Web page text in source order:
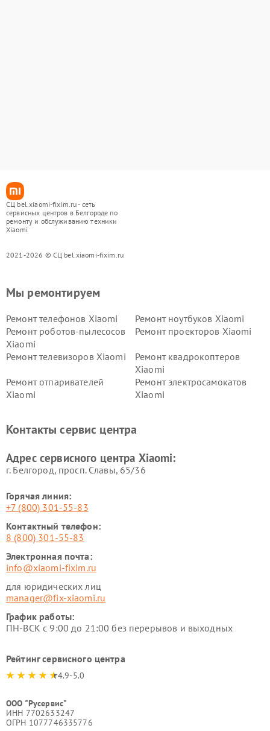
СЦ bel.xiaomi-fixim.ru - сеть
сервисных центров в Белгороде по
ремонту и обслуживанию техники
Xiaomi
2021-2026 © СЦ bel.xiaomi-fixim.ru
Мы ремонтируем
Ремонт телефонов Xiaomi
Ремонт ноутбуков Xiaomi
Ремонт роботов-пылесосов
Xiaomi
Ремонт проекторов Xiaomi
Ремонт телевизоров Xiaomi
Ремонт квадрокоптеров
Xiaomi
Ремонт отпаривателей
Xiaomi
Ремонт электросамокатов
Xiaomi
Ремонт стиральных машин
Ремонт смарт-часов Xiaomi
Контакты сервис центра
Адрес сервисного центра Xiaomi:
г. Белгород, просп. Славы, 65/36
Горячая линия:
+7 (800) 301-55-83
Контактный телефон:
8 (800) 301-55-83
Электронная почта:
info@xiaomi-fixim.ru
для юридических лиц
manager@fix-xiaomi.ru
График работы:
ПН-ВСК с 9:00 до 21:00 без перерывов и выходных
Рейтинг сервисного центра
4.9-5.0
ООО "Русервис"
ИНН 7702633247
ОГРН 1077746335776